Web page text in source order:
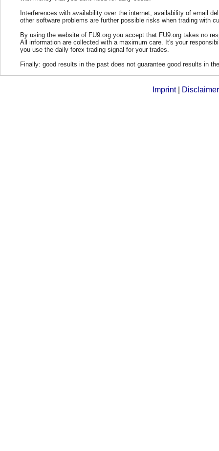
Interferences with availability over the internet, availability of email
other software problems are further possible risks when trading with
By using the website of FU9.org you accept that FU9.org takes no
All information are collected with a maximum care. It's your
you use the daily forex trading signal for your trades.
Finally: good results in the past does not guarantee good results in
Imprint| Disclaimer